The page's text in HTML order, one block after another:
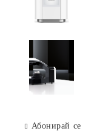
Абонирай се